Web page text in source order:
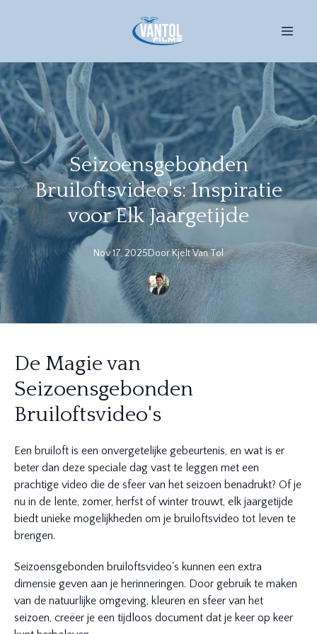
Seizoensgebonden
Bruiloftsvideo's: Inspiratie
voor Elk Jaargetijde
Nov 17, 2025Door KjeltVan Tol
De Magie van
Seizoensgebonden
Bruiloftsvideo's
Een bruiloft is een onvergetelijke gebeurtenis, en wat is er
beter dan deze speciale dag vast te leggen met een
prachtige video die de sfeer van het seizoen benadrukt? Of je
nu in de lente, zomer, herfst of winter trouwt, elk jaargetijde
biedt unieke mogelijkheden om je bruiloftsvideo tot leven te
brengen.
Seizoensgebonden bruiloftsvideo's kunnen een extra
dimensie geven aan je herinneringen. Door gebruik te maken
van de natuurlijke omgeving, kleuren en sfeer van het
seizoen, creëer je een tijdloos document dat je keer op keer